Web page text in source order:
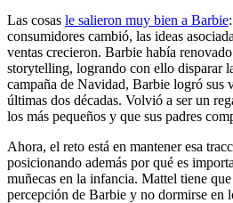
Las cosas le salieron muy bien a Barbie
consumidores cambió, las ideas
ventas crecieron. Barbie había
storytelling, logrando con ello disparar
campaña de Navidad, Barbie logró sus
últimas dos décadas. Volvió a ser un
los más pequeños y que sus padres
Ahora, el reto está en mantener esa
posicionando además por qué es
muñecas en la infancia. Mattel tiene
percepción de Barbie y no dormirse en